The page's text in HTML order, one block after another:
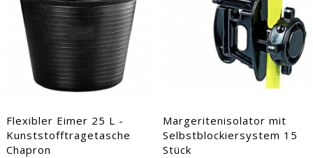
Flexibler Eimer 25 L -
Kunststofftragetasche
Chapron
Margeritenisolator mit
Selbstblockiersystem 15
Stück